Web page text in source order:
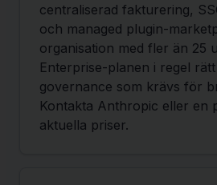
centraliserad fakturering,
och managed plugin-
organisation med fler än 25
Enterprise-planen i regel
governance som krävs för
Kontakta Anthropic eller en
aktuella priser.